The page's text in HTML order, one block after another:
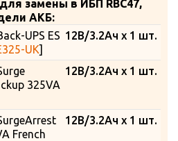
замены в ИБП RBC47,
АКБ:
12В/3.2Ач x 1 шт.
UPS ES
UK]
12В/3.2Ач x 1 шт.
325VA
12В/3.2Ач x 1 шт.
French